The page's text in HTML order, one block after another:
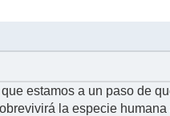
estamos a un paso de
la especie